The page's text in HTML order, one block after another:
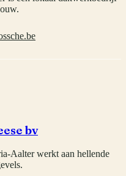
bv
Aalter werkt aan hellende